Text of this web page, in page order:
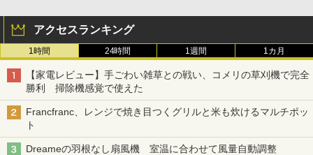
アクセスランキング
1時間 24時間 1週間 1カ月
【家電レビュー】手ごわい雑草との戦い、コメリの草刈機で完全
勝利 掃除機感覚で使えた
Francfranc、レンジで焼き目つくグリルと米も炊けるマルチポッ
ト
Dreameの羽根なし扇風機 室温に合わせて風量自動調整